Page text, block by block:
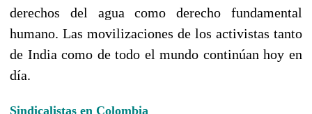
derechos del agua como derecho fundamental
humano. Las movilizaciones de los activistas tanto
de India como de todo el mundo continúan hoy en
día.
Sindicalistas en Colombia